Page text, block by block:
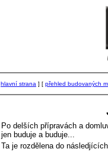
hlavní strana ] [ přehled budovaných
Po delších přípravách a
jen buduje a buduje...
Ta je rozdělena do